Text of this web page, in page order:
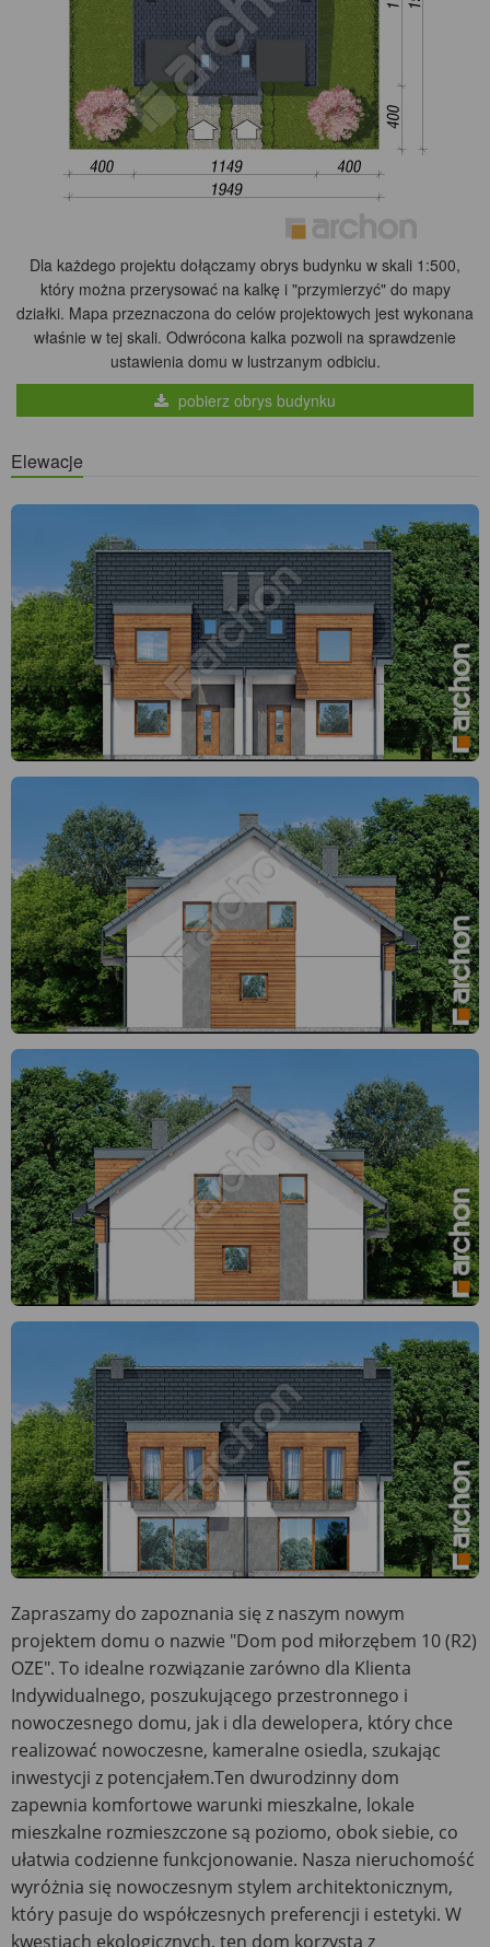
Dla każdego projektu dołączamy obrys budynku w skali 1:500,
który można przerysować na kalkę i "przymierzyć" do mapy
działki. Mapa przeznaczona do celów projektowych jest wykonana
właśnie w tej skali. Odwrócona kalka pozwoli na sprawdzenie
ustawienia domu w lustrzanym odbiciu.
pobierz obrys budynku
Elewacje
Zapraszamy do zapoznania się z naszym nowym
projektem domu o nazwie "Dom pod miłorzębem 10 (R2)
OZE". To idealne rozwiązanie zarówno dla Klienta
Indywidualnego, poszukującego przestronnego i
nowoczesnego domu, jak i dla dewelopera, który chce
realizować nowoczesne, kameralne osiedla, szukając
inwestycji z potencjałem.Ten dwurodzinny dom
zapewnia komfortowe warunki mieszkalne, lokale
mieszkalne rozmieszczone są poziomo, obok siebie, co
ułatwia codzienne funkcjonowanie. Nasza nieruchomość
wyróżnia się nowoczesnym stylem architektonicznym,
który pasuje do współczesnych preferencji i estetyki. W
kwestiach ekologicznych, ten dom korzysta z